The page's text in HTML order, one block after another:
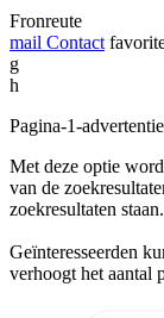
Fronreute
mail Contact
g
h
Pagina-1-
Met deze optie
van de
zoekresultaten staan.
Geïnteresseerden
verhoogt het aantal